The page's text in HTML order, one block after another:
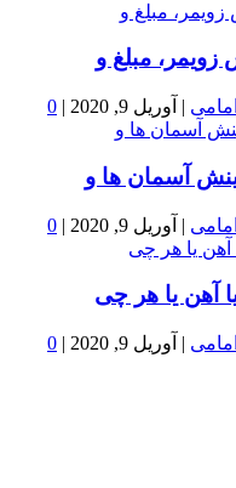
مبلغ و
امامی | آوریل 9, 2020 |
0
آسمان ها و
امامی | آوریل 9, 2020 |
0
آهن یا هر چی
امامی | آوریل 9, 2020 |
0